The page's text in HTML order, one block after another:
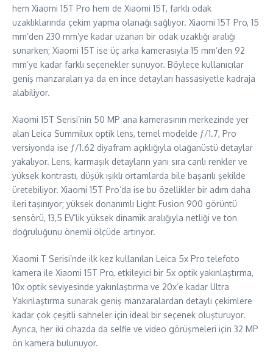
hem Xiaomi 15T Pro hem de Xiaomi 15T, farklı odak
uzaklıklarında çekim yapma olanağı sağlıyor. Xiaomi 15T Pro, 15
mm’den 230 mm’ye kadar uzanan bir odak uzaklığı aralığı
sunarken; Xiaomi 15T ise üç arka kamerasıyla 15 mm’den 92
mm’ye kadar farklı seçenekler sunuyor. Böylece kullanıcılar
geniş manzaraları ya da en ince detayları hassasiyetle kadraja
alabiliyor.
Xiaomi 15T Serisi’nin 50 MP ana kamerasının merkezinde yer
alan Leica Summilux optik lens, temel modelde ƒ/1.7, Pro
versiyonda ise ƒ/1.62 diyafram açıklığıyla olağanüstü detaylar
yakalıyor. Lens, karmaşık detayların yanı sıra canlı renkler ve
yüksek kontrastı, düşük ışıklı ortamlarda bile başarılı şekilde
üretebiliyor. Xiaomi 15T Pro’da ise bu özellikler bir adım daha
ileri taşınıyor; yüksek donanımlı Light Fusion 900 görüntü
sensörü, 13,5 EV’lik yüksek dinamik aralığıyla netliği ve ton
doğruluğunu önemli ölçüde artırıyor.
Xiaomi T Serisi’nde ilk kez kullanılan Leica 5x Pro telefoto
kamera ile Xiaomi 15T Pro, etkileyici bir 5x optik yakınlaştırma,
10x optik seviyesinde yakınlaştırma ve 20x’e kadar Ultra
Yakınlaştırma sunarak geniş manzaralardan detaylı çekimlere
kadar çok çeşitli sahneler için ideal bir seçenek oluşturuyor.
Ayrıca, her iki cihazda da selfie ve video görüşmeleri için 32 MP
ön kamera bulunuyor.